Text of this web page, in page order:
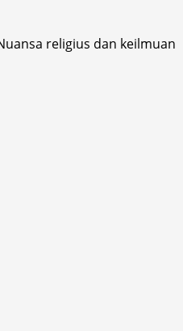
religius dan keilmuan